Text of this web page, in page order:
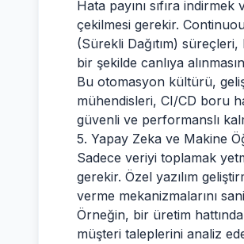
Hata payını sıfıra
çekilmesi gerekir.
(Sürekli Dağıtım)
bir şekilde canlıya
Bu otomasyon kültürü,
mühendisleri, CI/CD boru
güvenli ve performanslı
5. Yapay Zeka ve Makine
Sadece veriyi toplamak
gerekir. Özel yazılım
verme mekanizmalarını
Örneğin, bir üretim
müşteri taleplerini analiz